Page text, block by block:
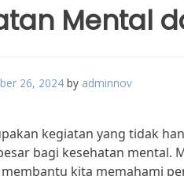
Mental
26, 2024 by adminnov
kegiatan yang tidak
bagi kesehatan mental.
kita memahami